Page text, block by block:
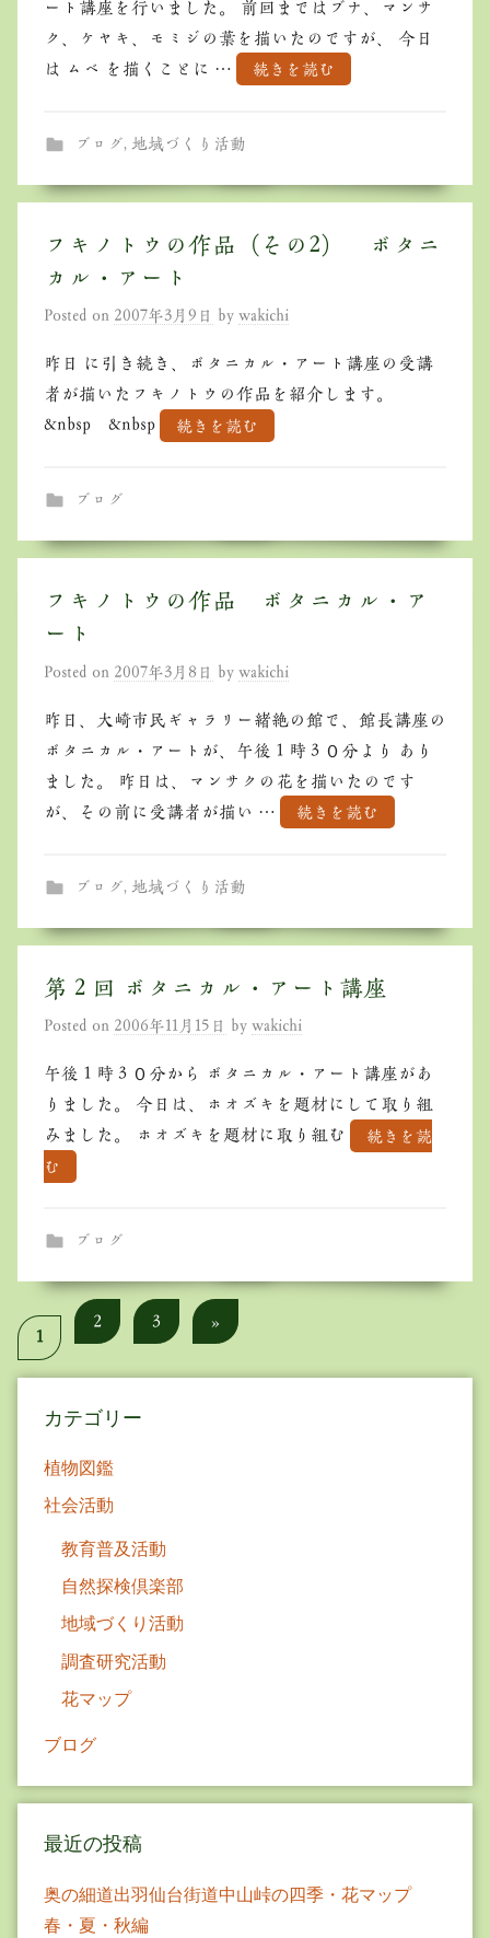
ート講座を行いました。 前回まではブナ、マンサ
ク、ケヤキ、モミジの葉を描いたのですが、 今日
は ムベ を描くことに …
続きを読む
ブログ, 地域づくり活動
フキノトウの作品（その2） ボタニ
カル・アート
Posted on 2007年3月9日 by wakichi
昨日 に引き続き、ボタニカル・アート講座の受講
者が描いたフキノトウの作品を紹介します。
&nbsp &nbsp
続きを読む
ブログ
フキノトウの作品 ボタニカル・ア
ート
Posted on 2007年3月8日 by wakichi
昨日、大崎市民ギャラリー緒絶の館で、館長講座の
ボタニカル・アートが、午後１時３０分より あり
ました。 昨日は、マンサクの花を描いたのです
が、その前に受講者が描い …
続きを読む
ブログ, 地域づくり活動
第２回 ボタニカル・アート講座
Posted on 2006年11月15日 by wakichi
午後１時３０分から ボタニカル・アート講座があ
りました。 今日は、ホオズキを題材にして取り組
みました。 ホオズキを題材に取り組む
続きを読
む
ブログ
投
稿
ー
ジ
1
2 3
Next
»
カテゴリー
植物図鑑
社会活動
教育普及活動
自然探検倶楽部
地域づくり活動
調査研究活動
花マップ
ブログ
最近の投稿
奥の細道出羽仙台街道中山峠の四季・花マップ
春・夏・秋編